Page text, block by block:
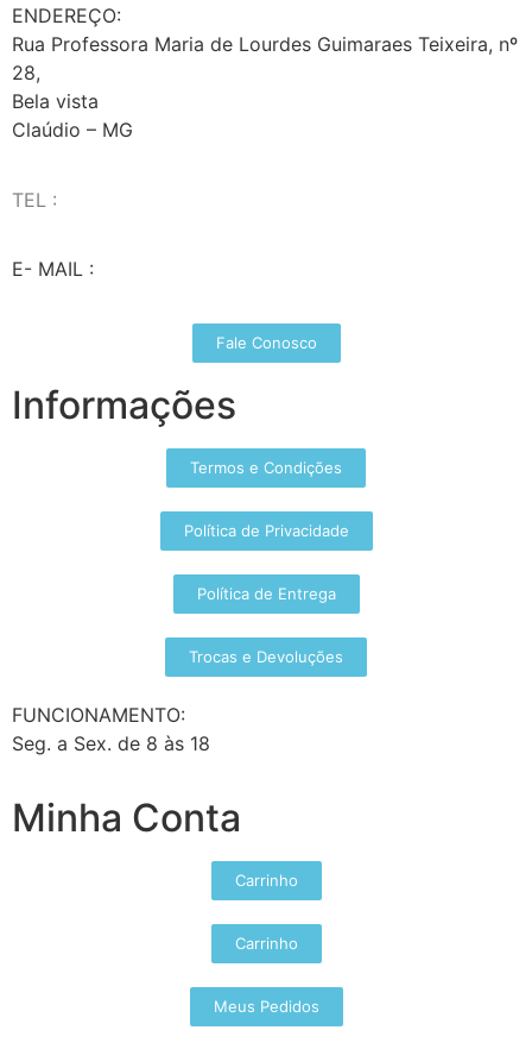
ENDEREÇO:
Rua Professora Maria de Lourdes Guimaraes Teixeira, nº
28,
Bela vista
Claúdio – MG
TEL :
E- MAIL :
Fale Conosco
Informações
Termos e Condições
Política de Privacidade
Política de Entrega
Trocas e Devoluções
FUNCIONAMENTO:
Seg. a Sex. de 8 às 18
Minha Conta
Carrinho
Carrinho
Meus Pedidos